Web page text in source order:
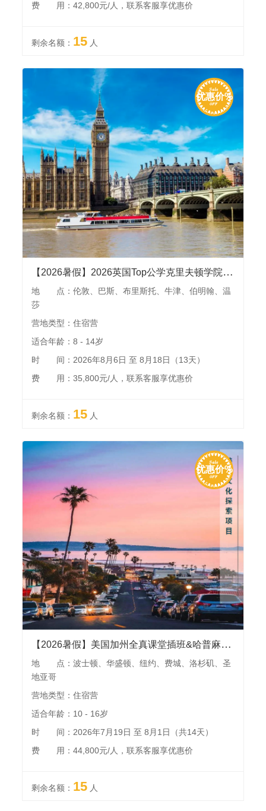
费 用：42,800元/人，联系客服享优惠价
剩余名额： 15 人
优惠价%
【2026暑假】2026英国Top公学克里夫顿学院夏令营 l 参访牛津大学、伦敦大学和布里斯托大学，伦敦、牛津、伯明翰等城市游览，畅玩乐高乐园
地 点：伦敦、巴斯、布里斯托、牛津、伯明翰、温
莎
营地类型：住宿营
适合年龄：8 - 14岁
时 间：2026年8月6日 至 8月18日（13天）
费 用：35,800元/人，联系客服享优惠价
剩余名额： 15 人
优惠价%
【2026暑假】美国加州全真课堂插班&哈普麻耶UCLA名校参访，游览洛杉矶、波士顿、华盛顿、费城、纽约知名景点
地 点：波士顿、华盛顿、纽约、费城、洛杉矶、圣
地亚哥
营地类型：住宿营
适合年龄：10 - 16岁
时 间：2026年7月19日 至 8月1日（共14天）
费 用：44,800元/人，联系客服享优惠价
剩余名额： 15 人